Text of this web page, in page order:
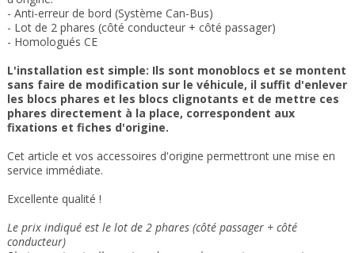
- Anti-erreur de bord (Système Can-Bus)
- Lot de 2 phares (côté conducteur + côté passager)
- Homologués CE
L'installation est simple: Ils sont monoblocs et se montent
sans faire de modification sur le véhicule, il suffit d'enlever
les blocs phares et les blocs clignotants et de mettre ces
phares directement à la place, correspondent aux
fixations et fiches d'origine.
Cet article et vos accessoires d'origine permettront une mise en
service immédiate.
Excellente qualité !
Le prix indiqué est le lot de 2 phares (côté passager + côté
conducteur)